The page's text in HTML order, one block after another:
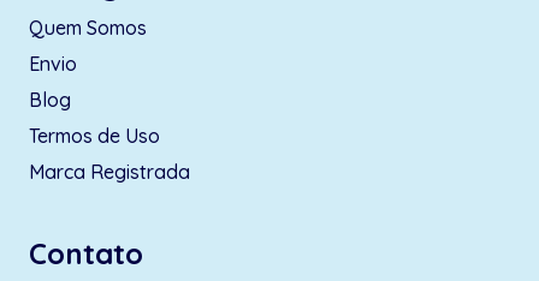
Quem Somos
Envio
Blog
Termos de Uso
Marca Registrada
Contato